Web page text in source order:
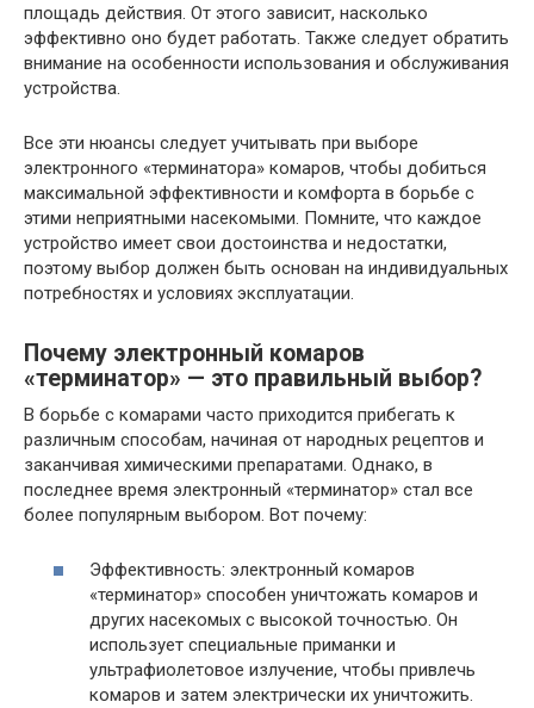
площадь действия. От этого зависит, насколько
эффективно оно будет работать. Также следует обратить
внимание на особенности использования и обслуживания
устройства.
Все эти нюансы следует учитывать при выборе
электронного «терминатора» комаров, чтобы добиться
максимальной эффективности и комфорта в борьбе с
этими неприятными насекомыми. Помните, что каждое
устройство имеет свои достоинства и недостатки,
поэтому выбор должен быть основан на индивидуальных
потребностях и условиях эксплуатации.
Почему электронный комаров
«терминатор» — это правильный выбор?
В борьбе с комарами часто приходится прибегать к
различным способам, начиная от народных рецептов и
заканчивая химическими препаратами. Однако, в
последнее время электронный «терминатор» стал все
более популярным выбором. Вот почему:
Эффективность: электронный комаров
«терминатор» способен уничтожать комаров и
других насекомых с высокой точностью. Он
использует специальные приманки и
ультрафиолетовое излучение, чтобы привлечь
комаров и затем электрически их уничтожить.